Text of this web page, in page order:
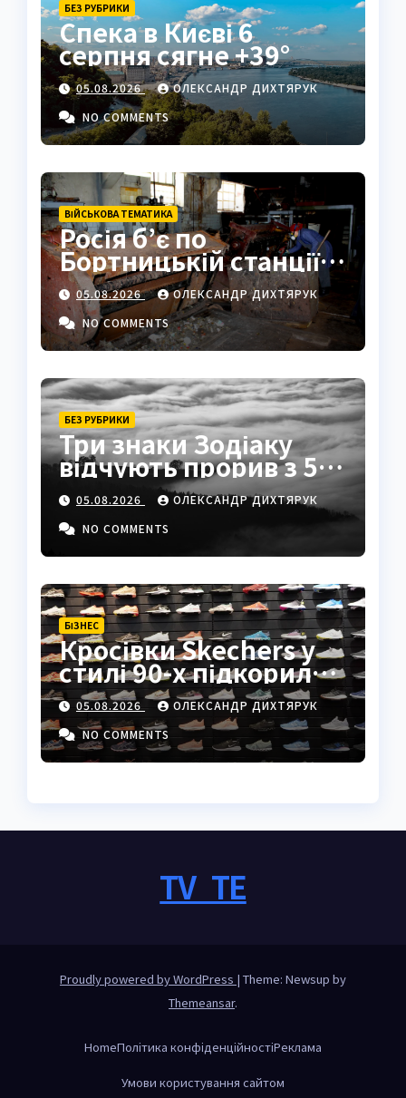
БЕЗ РУБРИКИ
Спека в Києві 6
серпня сягне +39°
05.08.2026
ОЛЕКСАНДР ДИХТЯРУК
NO COMMENTS
ВІЙСЬКОВА ТЕМАТИКА
Росія б’є по
Бортницькій станції:
експерт попередив
про катастрофу
05.08.2026
ОЛЕКСАНДР ДИХТЯРУК
NO COMMENTS
БЕЗ РУБРИКИ
Три знаки Зодіаку
відчують прорив з 5
серпня 2026
05.08.2026
ОЛЕКСАНДР ДИХТЯРУК
NO COMMENTS
БІЗНЕС
Кросівки Skechers у
стилі 90-х підкорили
жінок 50+
05.08.2026
ОЛЕКСАНДР ДИХТЯРУК
NO COMMENTS
TV_TE
Proudly powered by WordPress | Theme: Newsup by
Themeansar.
HomeПолітика конфіденційностіРеклама
Умови користування сайтом